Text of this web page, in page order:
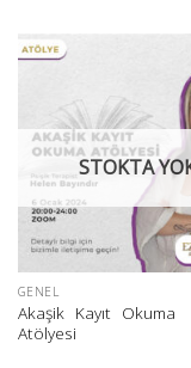
STOKTA
GENEL
Akaşik Kayıt Okuma
Atölyesi